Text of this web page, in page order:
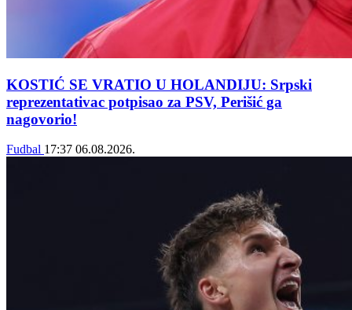
KOSTIĆ SE VRATIO U HOLANDIJU: Srpski
reprezentativac potpisao za PSV, Perišić ga
nagovorio!
Fudbal 17:37 06.08.2026.